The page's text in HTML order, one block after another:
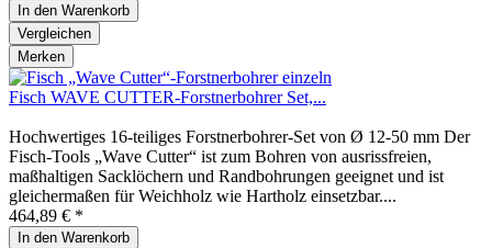
In den Warenkorb
Vergleichen
Merken
Fisch WAVE CUTTER-Forstnerbohrer Set,...
Hochwertiges 16-teiliges Forstnerbohrer-Set von Ø 12-50 mm Der
Fisch-Tools „Wave Cutter“ ist zum Bohren von ausrissfreien,
maßhaltigen Sacklöchern und Randbohrungen geeignet und ist
gleichermaßen für Weichholz wie Hartholz einsetzbar....
464,89 € *
In den Warenkorb